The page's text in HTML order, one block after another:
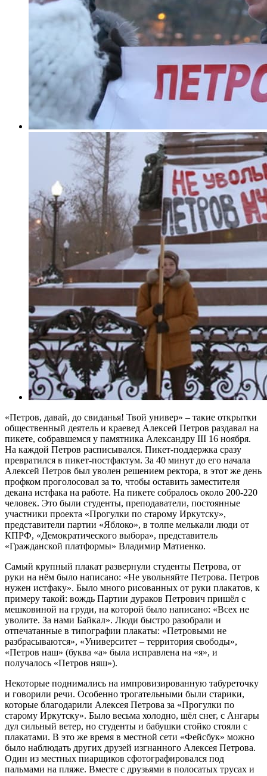
«Петров, давай, до свиданья! Твой универ» – такие открытки
общественный деятель и краевед Алексей Петров раздавал на
пикете, собравшемся у памятника Александру III 16 ноября.
На каждой Петров расписывался. Пикет-поддержка сразу
превратился в пикет-пост­фактум. За 40 минут до его начала
Алексей Петров был уволен решением ректора, в этот же день
профком проголосовал за то, чтобы оставить заместителя
декана истфака на работе. На пикете собралось около 200-220
человек. Это были студенты, преподаватели, постоянные
участники проекта «Прогулки по старому Иркутску»,
представители партии «Яблоко», в толпе мелькали люди от
КПРФ, «Демократического выбора», представитель
«Гражданской платформы» Владимир Матиенко.
Самый крупный плакат развернули студенты Петрова, от
руки на нём было написано: «Не увольняйте Петрова. Петров
нужен истфаку». Было много рисованных от руки плакатов, к
примеру такой: вождь Партии дураков Петрович пришёл с
мешковиной на груди, на которой было написано: «Всех не
уволите. За нами Байкал». Люди быстро разобрали и
отпечатанные в типографии плакаты: «Петровыми не
разбрасываются», «Университет – территория свободы»,
«Петров наш» (буква «а» была исправлена на «я», и
получалось «Петров няш»).
Некоторые поднимались на импровизированную табуреточку
и говорили речи. Особенно трогательными были старики,
которые благодарили Алексея Петрова за «Прогулки по
старому Иркутску». Было весьма холодно, шёл снег, с Ангары
дул сильный ветер, но студенты и бабушки стойко стояли с
плакатами. В это же время в местной сети «Фейсбук» можно
было наблюдать других друзей изгнанного Алексея Петрова.
Один из местных пиарщиков сфотографировался под
пальмами на пляже. Вместе с друзьями в полосатых трусах и